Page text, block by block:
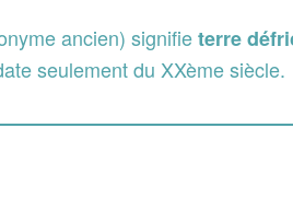
ancien) signifieterre
seulement du XXème siècle.